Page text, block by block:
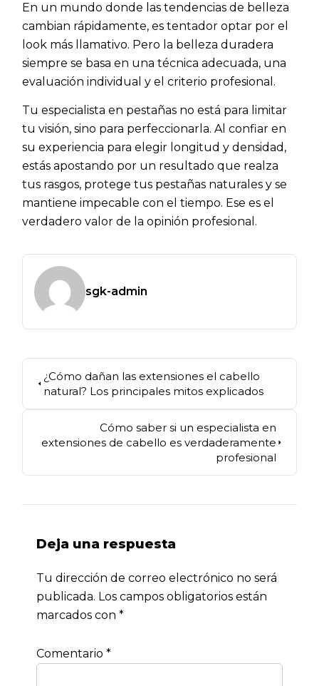
En un mundo donde las tendencias de belleza
cambian rápidamente, es tentador optar por el
look más llamativo. Pero la belleza duradera
siempre se basa en una técnica adecuada, una
evaluación individual y el criterio profesional.
Tu especialista en pestañas no está para limitar
tu visión, sino para perfeccionarla. Al confiar en
su experiencia para elegir longitud y densidad,
estás apostando por un resultado que realza
tus rasgos, protege tus pestañas naturales y se
mantiene impecable con el tiempo. Ese es el
verdadero valor de la opinión profesional.
sgk-admin
¿Cómo dañan las extensiones el cabello
natural? Los principales mitos explicados
Cómo saber si un especialista en
extensiones de cabello es verdaderamente
profesional
Deja una respuesta
Tu dirección de correo electrónico no será
publicada. Los campos obligatorios están
marcados con *
Comentario *